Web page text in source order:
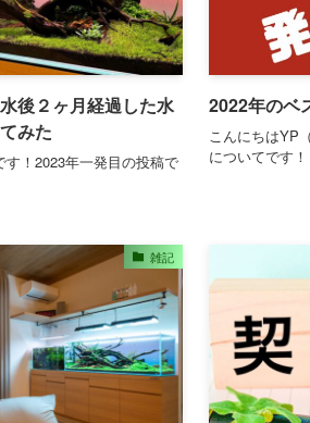
後２ヶ月経過した水
みた
！2023年一発目の投稿で
2022年のベ
こんにちはYP
についてです
雑記